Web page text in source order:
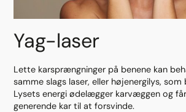
Yag-laser
Lette karsprængninger på benene kan
samme slags laser, eller højenergilys,
Lysets energi ødelægger karvæggen og
generende kar til at forsvinde.